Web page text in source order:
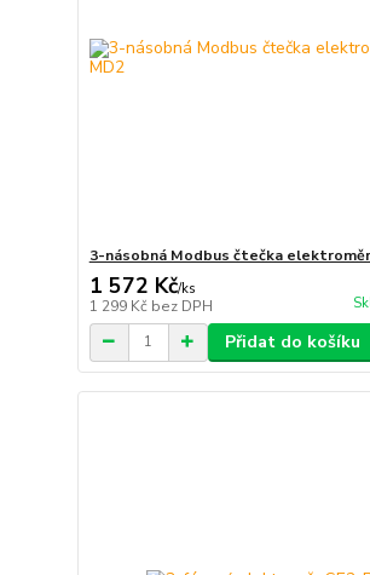
3-násobná Modbus čtečka
1 572 Kč/ks
1 299 Kč bez DPH
Přidat do košíku